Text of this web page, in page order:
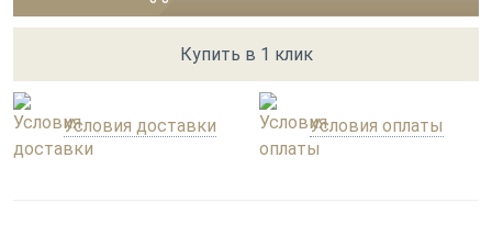
Купить в 1 клик
Условия доставки Условия оплаты